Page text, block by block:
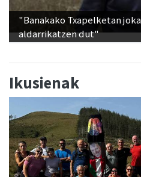
"Banakako Txapelketan
aldarrikatzen dut"
Ikusienak